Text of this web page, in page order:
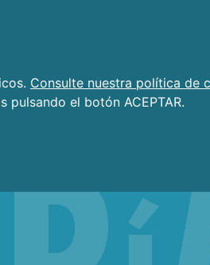
Consulte nuestra política de
pulsando el botón ACEPTAR.